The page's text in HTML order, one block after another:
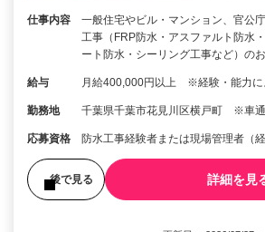
仕事内容
一般住宅やビル・マンション、官公
工事（FRP防水・アスファルト防水
ート防水・シーリング工事など）の
給与 月給400,000円以上 ※経験・能力に
勤務地 千葉県千葉市花見川区横戸町 ※車
応募資格 防水工事経験者または現場管理者（経
後で見る 詳細を見